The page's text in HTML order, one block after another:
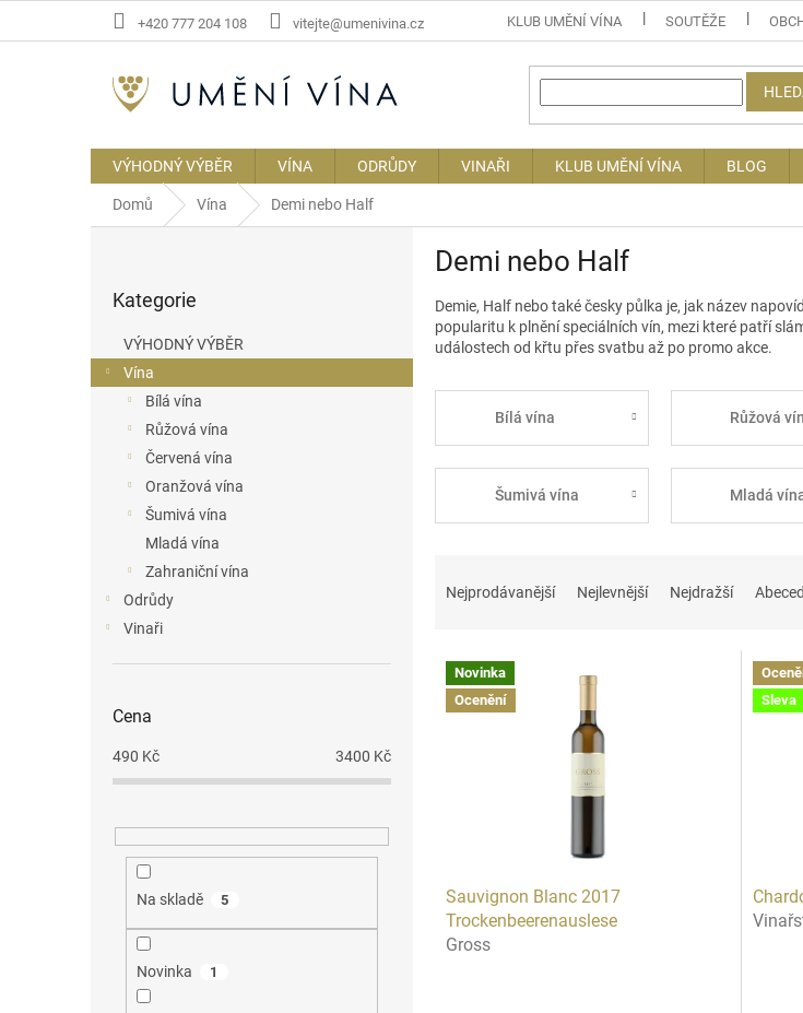
+420 777 204 108 vitejte@umenivina.cz KLUB UMĚNÍ VÍNA SOUTĚŽE
VÝHODNÝ VÝBĚR VÍNA ODRŮDY VINAŘI KLUB UMĚNÍ VÍNA BLOG
Domů Vína Demi nebo Half
a
n
kategorie
Kategorie
VÝHODNÝ VÝBĚR
Vína
Bílá vína
Růžová vína
Červená vína
Oranžová vína
Šumivá vína
Mladá vína
Zahraniční vína
Odrůdy
Vinaři
Cena
490 Kč 3400 Kč
Na skladě 5
Novinka 1
Demi nebo Half
Demie, Half nebo také česky půlka je, jak název
popularitu k plnění speciálních vín, mezi které patří
událostech od křtu přes svatbu až po promo akce.
Bílá vína Růžová
Šumivá vína Mladá
Nejprodávanější Nejlevnější Nejdražší
V Novinka
Ocenění
Sauvignon Blanc 2017
Trockenbeerenauslese
Gross
Sleva